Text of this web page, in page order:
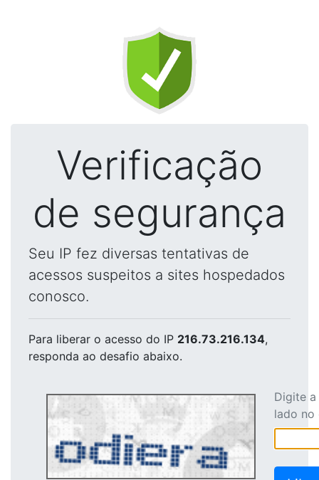
Verificação
de segurança
Seu IP fez diversas tentativas de
acessos suspeitos a sites hospedados
conosco.
Para liberar o acesso do IP 216.73.216.134,
responda ao desafio abaixo.
Digite
lado no